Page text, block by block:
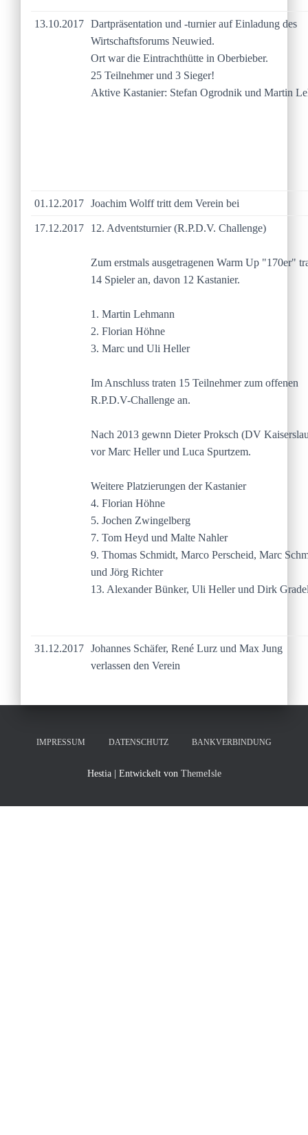
13.10.2017 Dartpräsentation und -turnier auf Einladung des
Wirtschaftsforums Neuwied.
Ort war die Eintrachthütte in Oberbieber.
25 Teilnehmer und 3 Sieger!
Aktive Kastanier: Stefan Ogrodnik und Martin
01.12.2017 Joachim Wolff tritt dem Verein bei
17.12.2017 12. Adventsturnier (R.P.D.V. Challenge)
Zum erstmals ausgetragenen Warm Up "170er"
14 Spieler an, davon 12 Kastanier.
1. Martin Lehmann
2. Florian Höhne
3. Marc und Uli Heller
Im Anschluss traten 15 Teilnehmer zum offenen
R.P.D.V-Challenge an.
Nach 2013 gewnn Dieter Proksch (DV
vor Marc Heller und Luca Spurtzem.
Weitere Platzierungen der Kastanier
4. Florian Höhne
5. Jochen Zwingelberg
7. Tom Heyd und Malte Nahler
9. Thomas Schmidt, Marco Perscheid, Marc
und Jörg Richter
13. Alexander Bünker, Uli Heller und Dirk
31.12.2017 Johannes Schäfer, René Lurz und Max Jung
verlassen den Verein
IMPRESSUM DATENSCHUTZ BANKVERBINDUNG
Hestia | Entwickelt von ThemeIsle